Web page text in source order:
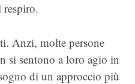
respiro.
Anzi, molte persone
si sentono a loro agio in
di un approccio più